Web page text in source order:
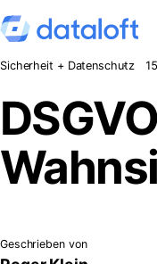
Zum Inhalt springen
Sicherheit + Datenschutz
Geschrieben von